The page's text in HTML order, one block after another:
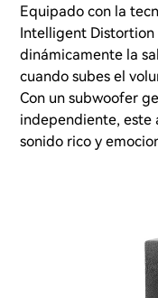
Equipado con la
Intelligent Distortion
dinámicamente la
cuando subes el
Con un subwoofer
independiente, este
sonido rico y